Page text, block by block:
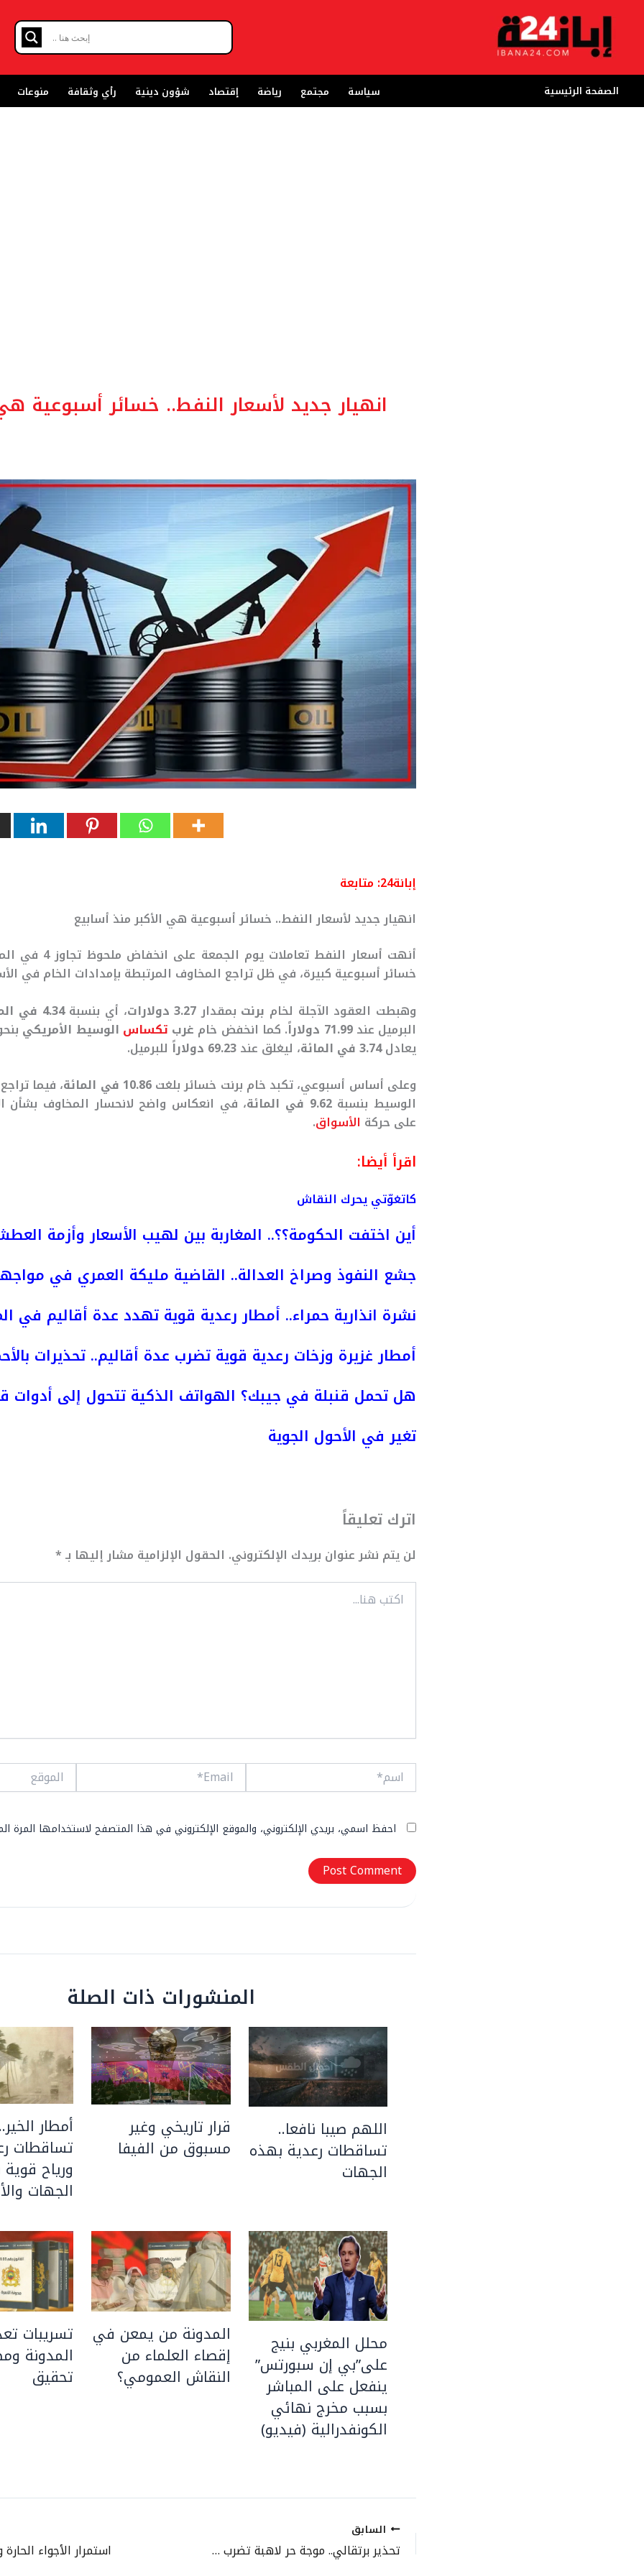
المحتوى
الصفحة الرئيسية سياسة مجتمع رياضة إقتصاد شؤون دينية رأي وثقافة منوعات
انهيار جديد لأسعار النفط.. خسائر أسبوعية
إبانة24:
متابعة
انهيار جديد لأسعار النفط.. خسائر أسبوعية هي الأكبر منذ أسابيع
أنهت أسعار النفط
خسائر أسبوعية كبيرة، في ظل تراجع المخاوف المرتبطة بإمدادات الخام في
وهبطت العقود الآجلة لخام برنت بمقدار3.27 دولارات ، أي بنسبة4.34 في المائة
البرميل عند71.99 دولاراً . كما انخفض خام غرب تكساس الوسيط الأمريكي
يعادل3.74 في المائة ، ليغلق عند69.23 دولاراً
للبرميل.
وعلى أساس أسبوعي، تكبد خام برنت خسائر بلغت10.86 في المائة
، فيما
الوسيط بنسبة9.62 في المائة
، في انعكاس واضح لانحسار المخاوف بشأن
على حركة الأسواق.
اقرأ أيضا:
كاتغوّتي يحرك النقاش
أين اختفت الحكومة؟؟.. المغاربة بين لهيب الأسعار وأزمة
جشع النفوذ وصراخ العدالة.. القاضية مليكة العمري في
نشرة انذارية حمراء.. أمطار رعدية قوية تهدد عدة أقاليم في
أمطار غزيرة وزخات رعدية قوية تضرب عدة أقاليم.. تحذيرات
هل تحمل قنبلة في جيبك؟ الهواتف الذكية تتحول إلى أدوات
تغير في الأحول الجوية
اترك تعليقاً
لن يتم نشر عنوان بريدك الإلكتروني. الحقول الإلزامية مشار إليها بـ*
اكتب
هنا...
اسم* Email* الموقع
احفظ اسمي، بريدي الإلكتروني، والموقع الإلكتروني في هذا المتصفح لاستخدامها المرة
المنشورات ذات الصلة
اللهم صيبا نافعا..
تساقطات رعدية بهذه
الجهات
قرار تاريخي وغير
مسبوق من الفيفا
أمطار الخير..
تساقطات
ورياح
الجهات
محلل المغربي بنيج
على”بي إن سبورتس”
ينفعل على المباشر
بسبب مخرج نهائي
الكونفدرالية (فيديو)
المدونة من يمعن في
إقصاء العلماء من
النقاش العمومي؟
تسريبات
المدونة
تحقيق
السابق
تحذير برتقالي.. موجة حر لاهبة تضرب المغرب و45 درجة في هذه المناطق